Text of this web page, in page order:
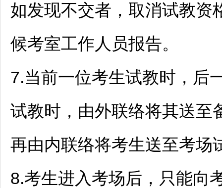
如发现不交者，取消试教资
候考室工作人员报告。
7.当前一位考生试教时，后
试教时，由外联络将其送至
再由内联络将考生送至考场
8.考生进入考场后，只能向